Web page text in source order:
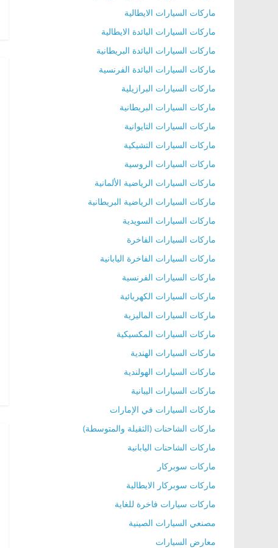
ماركات السيارات الايطالية
ماركات السيارات البائدة الايطالية
ماركات السيارات البائدة البريطانية
ماركات السيارات البائدة الفرنسية
ماركات السيارات البرازيلية
ماركات السيارات البريطانية
ماركات السيارات التايوانية
ماركات السيارات التشيكية
ماركات السيارات الروسية
ماركات السيارات الرياضية الألمانية
ماركات السيارات الرياضية البريطانية
ماركات السيارات السويدية
ماركات السيارات الفاخرة
ماركات السيارات الفاخرة اليابانية
ماركات السيارات الفرنسية
ماركات السيارات الكهربائية
ماركات السيارات الماليزية
ماركات السيارات المكسيكية
ماركات السيارات الهندية
ماركات السيارات الهولندية
ماركات السيارات اليبانية
ماركات السيارات في الإمارات
ماركات الشاحنات (الثقيلة والمتوسطة)
ماركات الشاحنات اليابانية
ماركات سوبركار
ماركات سوبركار الايطالية
ماركات سيارات فاخرة للغاية
مصنعي السيارات الصينية
معارض السيارات